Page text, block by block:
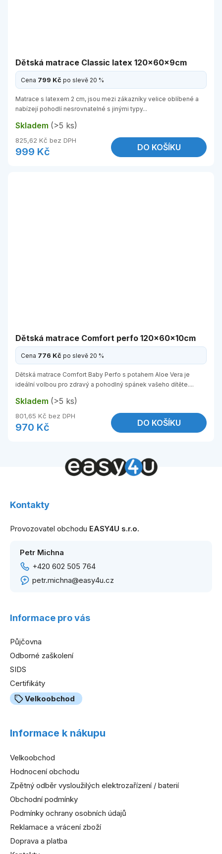
Dětská matrace Classic latex 120x60x9cm
Cena 799 Kč po slevě 20 %
Skladem (>5 ks)
825,62 Kč bez DPH
999 Kč DO KOŠÍKU
Matrace s latexem 2 cm, jsou mezi zákazníky velice oblíbené a
nabízejí pohodlí nesrovnatelné s jinými typy...
Dětská matrace Comfort perfo 120x60x10cm
Cena 776 Kč po slevě 20 %
Skladem (>5 ks)
801,65 Kč bez DPH
970 Kč DO KOŠÍKU
Dětská matrace Comfort Baby Perfo s potahem Aloe Vera je
ideální volbou pro zdravý a pohodlný spánek vašeho dítěte....
Kontakty
Provozovatel obchodu EASY4U s.r.o.
Petr Michna
+420 602 505 764
petr.michna@easy4u.cz
Informace pro vás
Půjčovna
Odborné zaškolení
SIDS
Certifikáty
Velkoobchod
Informace k nákupu
Velkoobchod
Hodnocení obchodu
Zpětný odběr vysloužilých elektrozařízení / baterií
Obchodní podmínky
Podmínky ochrany osobních údajů
Reklamace a vrácení zboží
Doprava a platba